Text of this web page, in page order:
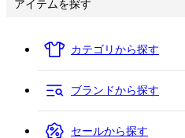
アイテムを探す
カテゴリから探す
ブランドから探す
セールから探す